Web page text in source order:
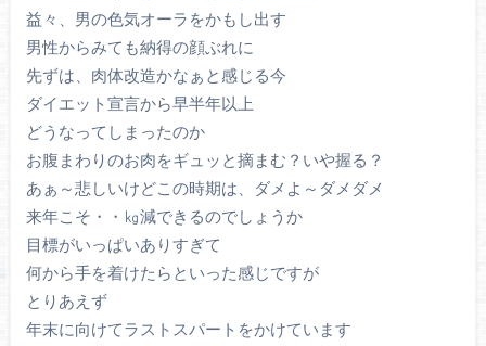
益々、男の色気オーラをかもし出す
男性からみても納得の顔ぶれに
先ずは、肉体改造かなぁと感じる今
ダイエット宣言から早半年以上
どうなってしまったのか
お腹まわりのお肉をギュッと摘まむ？いや握る？
あぁ～悲しいけどこの時期は、ダメよ～ダメダメ
来年こそ・・㎏減できるのでしょうか
目標がいっぱいありすぎて
何から手を着けたらといった感じですが
とりあえず
年末に向けてラストスパートをかけています